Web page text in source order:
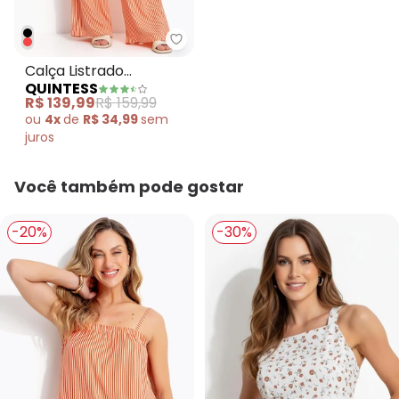
Quintess - Calça Listrado
Calça Listrado
Vermelho em Viscose
Plana
QUINTESS
R$ 139,99R$ 159,99
ou 4xde R$ 34,99sem
juros
Você também pode gostar
-20% -30%